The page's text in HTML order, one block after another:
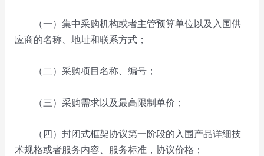
（一）集中采购机构或者主管预算单位以及入围供
应商的名称、地址和联系方式；
（二）采购项目名称、编号；
（三）采购需求以及最高限制单价；
（四）封闭式框架协议第一阶段的入围产品详细技
术规格或者服务内容、服务标准，协议价格；